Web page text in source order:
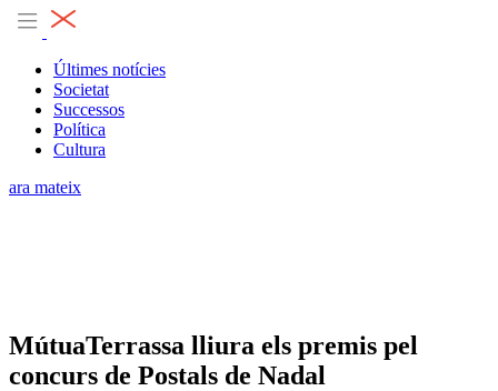
Últimes notícies
Societat
Successos
Política
Cultura
ara mateix
MútuaTerrassa lliura els premis pel
concurs de Postals de Nadal